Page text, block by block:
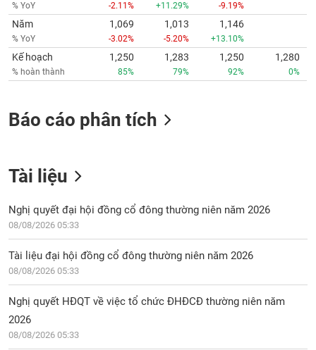
% YoY -2.11% +11.29% -9.19%
Năm
% YoY
1,069
-3.02%
1,013
-5.20%
1,146
+13.10%
Kế hoạch
% hoàn thành
1,250
85%
1,283
79%
1,250
92%
1,280
0%
Báo cáo phân tích
Tài liệu
Nghị quyết đại hội đồng cổ đông thường niên năm 2026
08/08/2026 05:33
Tài liệu đại hội đồng cổ đông thường niên năm 2026
08/08/2026 05:33
Nghị quyết HĐQT về việc tổ chức ĐHĐCĐ thường niên năm
2026
08/08/2026 05:33